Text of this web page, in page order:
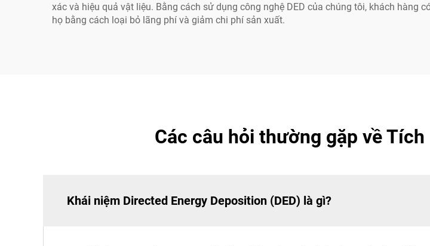
xác và hiệu quả vật liệu. Bằng cách sử dụng công nghệ DED của chúng tôi, khách
họ bằng cách loại bỏ lãng phí và giảm chi phí sản xuất.
Các câu hỏi thường gặp về
Khái niệm Directed Energy Deposition (DED) là gì?